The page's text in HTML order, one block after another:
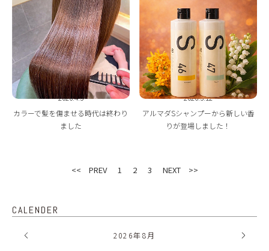
2026.4.3
カラーで髪を傷ませる時代は終わり
ました
2026.3.12
アルマダSシャンプーから新しい香
りが登場しました！
<< PREV 1 2 3 NEXT >>
CALENDER
2026年8月